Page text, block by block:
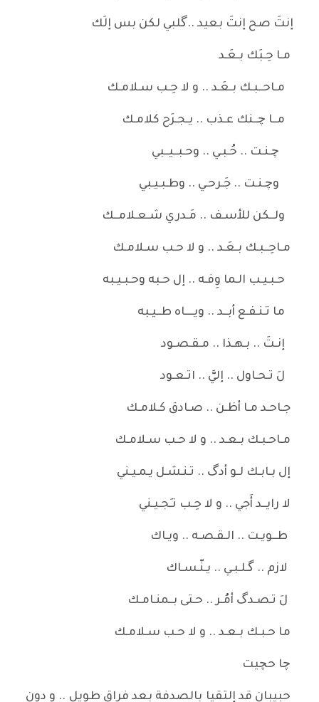
إنتَ صح إنتَ بعيد ..گلبي لكن بس إلَك
مـا حِـبَك بـعَـد
مـاحــبـك بـعَـد .. و لا حِـب سـلامـك
مــا چــنك عـذب .. يـجـرَح كلامـك
چـنـت .. حُـبـي .. وحـبــيــبي
وچـنـت .. جَـرحـي .. وطـبـيـبي
ولــكن للأسـف .. مَـدري شـعـلامــك
مـاحِــبـك بـعَـد .. و لا حـب سـلامـك
حـبـيـب الـما وِفـه .. إل حـبه وحـبـيـبه
ما تـنـفـع أبــد .. ويــــاه طــيـبه
إنـتَ .. بـهـذا .. مـقـصـود
لَ تـحـاول .. إليَّ .. اتـعـود
جـاحـد مـا أظـن .. صـادق كـلامـك
مـاحـبـك بـعـد .. و لا حـب سـلامـك
إل بـابـك لـو أدگ .. تـنـشـل يـمـيـني
لا رايــد أَجي .. و لا حِـب تـِجـيـني
طــويـت .. الـقـصـه .. ويـاك
لازم .. گـلـبـي .. يـنّـسـاك
لَ تـصـدگ أمُـر .. حـتى بــمنـامـك
ما حـبـك بـعـد .. و لا حـب سـلامـك
چا حچيت
حبيبان قد إلتقيا بالصدفة بعد فراقٍ طويل .. و دون